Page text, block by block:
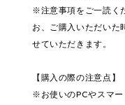
※注意事項をご一読く
お、ご購入いただいた
せていただきます。
【購入の際の注意点】
※お使いのPCやスマー